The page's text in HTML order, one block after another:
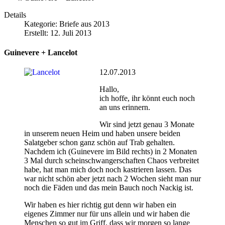
Details
Kategorie: Briefe aus 2013
Erstellt: 12. Juli 2013
Guinevere + Lancelot
12.07.2013
Hallo,
ich hoffe, ihr könnt euch noch
an uns erinnern.
Wir sind jetzt genau 3 Monate
in unserem neuen Heim und haben unsere beiden
Salatgeber schon ganz schön auf Trab gehalten.
Nachdem ich (Guinevere im Bild rechts) in 2 Monaten
3 Mal durch scheinschwangerschaften Chaos verbreitet
habe, hat man mich doch noch kastrieren lassen. Das
war nicht schön aber jetzt nach 2 Wochen sieht man nur
noch die Fäden und das mein Bauch noch Nackig ist.
Wir haben es hier richtig gut denn wir haben ein
eigenes Zimmer nur für uns allein und wir haben die
Menschen so gut im Griff, dass wir morgen so lange